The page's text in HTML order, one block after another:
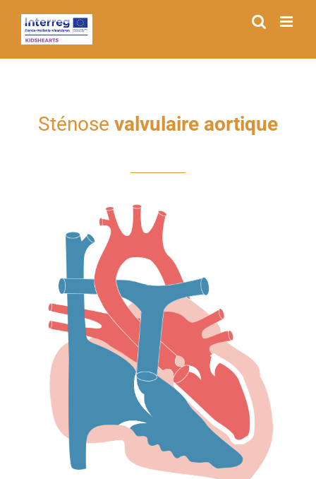
contenu
Sténose valvulaire aortique